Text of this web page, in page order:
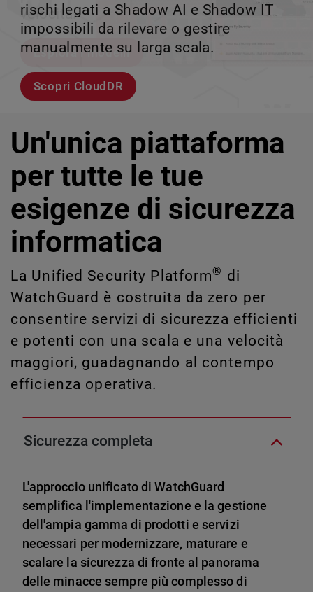
velocità.
Esplora i modelli
rischi legati a Shadow AI e Shadow IT
impossibili da rilevare o gestire
manualmente su larga scala.
Scopri CloudDR
tuo team può crescere senza perdere il
controllo.
scalabile.
Scopri WatchGuard EDR
Un'unica piattaforma
per tutte le tue
esigenze di sicurezza
informatica
La Unified Security Platform® di
WatchGuard è costruita da zero per
consentire servizi di sicurezza efficienti
e potenti con una scala e una velocità
maggiori, guadagnando al contempo
efficienza operativa.
Sicurezza completa
L'approccio unificato di WatchGuard
semplifica l'implementazione e la gestione
dell'ampia gamma di prodotti e servizi
necessari per modernizzare, maturare e
scalare la sicurezza di fronte al panorama
delle minacce sempre più complesso di